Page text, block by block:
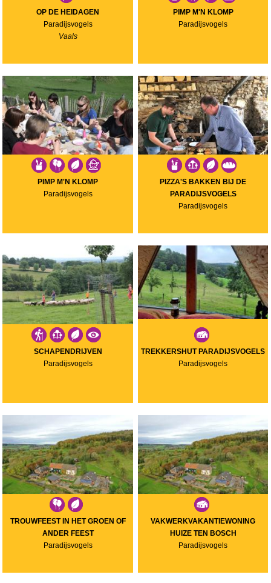
OP DE HEIDAGEN
Paradijsvogels
Vaals
PIMP M'N KLOMP
Paradijsvogels
PIMP M'N KLOMP
Paradijsvogels
PIZZA'S BAKKEN BIJ DE
PARADIJSVOGELS
Paradijsvogels
SCHAPENDRIJVEN
Paradijsvogels
TREKKERSHUT PARADIJSVOGELS
Paradijsvogels
TROUWFEEST IN HET GROEN OF
ANDER FEEST
Paradijsvogels
VAKWERKVAKANTIEWONING
HUIZE TEN BOSCH
Paradijsvogels